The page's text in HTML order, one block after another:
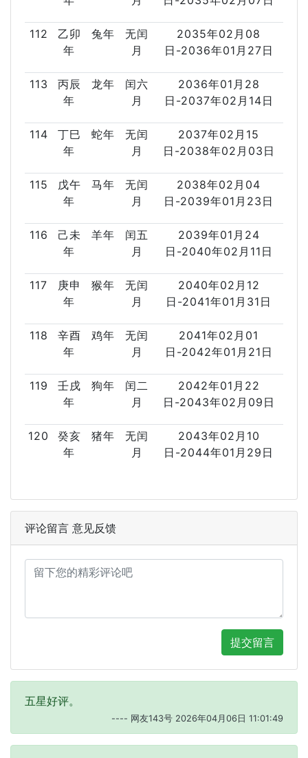
112
乙卯
年
兔年
无闰
月
2035年02月08
日-2036年01月27日
113
丙辰
年
龙年
闰六
月
2036年01月28
日-2037年02月14日
114
丁巳
年
蛇年
无闰
月
2037年02月15
日-2038年02月03日
115
戊午
年
马年
无闰
月
2038年02月04
日-2039年01月23日
116
己未
年
羊年
闰五
月
2039年01月24
日-2040年02月11日
117
庚申
年
猴年
无闰
月
2040年02月12
日-2041年01月31日
118
辛酉
年
鸡年
无闰
月
2041年02月01
日-2042年01月21日
119
壬戌
年
狗年
闰二
月
2042年01月22
日-2043年02月09日
120
癸亥
年
猪年
无闰
月
2043年02月10
日-2044年01月29日
评论留言 意见反馈
提交留言
五星好评。
---- 网友143号 2026年04月06日 11:01:49